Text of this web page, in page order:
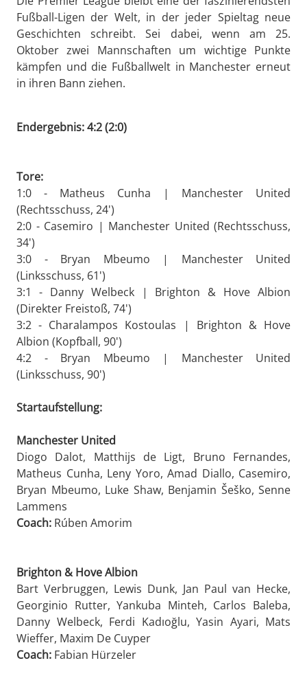
Fußball-Ligen der Welt, in der jeder Spieltag neue
Geschichten schreibt. Sei dabei, wenn am 25.
Oktober zwei Mannschaften um wichtige Punkte
kämpfen und die Fußballwelt in Manchester erneut
in ihren Bann ziehen.
Endergebnis: 4:2 (2:0)
Tore:
1:0 - Matheus Cunha | Manchester United
(Rechtsschuss, 24')
2:0 - Casemiro | Manchester United (Rechtsschuss,
34')
3:0 - Bryan Mbeumo | Manchester United
(Linksschuss, 61')
3:1 - Danny Welbeck | Brighton & Hove Albion
(Direkter Freistoß, 74')
3:2 - Charalampos Kostoulas | Brighton & Hove
Albion (Kopfball, 90')
4:2 - Bryan Mbeumo | Manchester United
(Linksschuss, 90')
Startaufstellung:
Manchester United
Diogo Dalot, Matthijs de Ligt, Bruno Fernandes,
Matheus Cunha, Leny Yoro, Amad Diallo, Casemiro,
Bryan Mbeumo, Luke Shaw, Benjamin Šeško, Senne
Lammens
Coach: Rúben Amorim
Brighton & Hove Albion
Bart Verbruggen, Lewis Dunk, Jan Paul van Hecke,
Georginio Rutter, Yankuba Minteh, Carlos Baleba,
Danny Welbeck, Ferdi Kadıoğlu, Yasin Ayari, Mats
Wieffer, Maxim De Cuyper
Coach: Fabian Hürzeler